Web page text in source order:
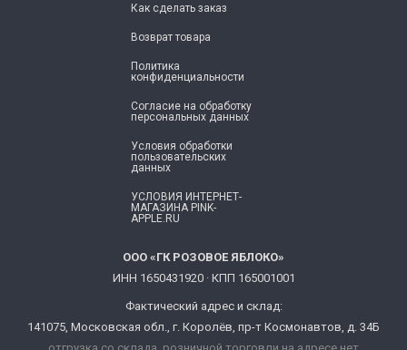
Как сделать заказ
Возврат товара
Политика
конфиденциальности
Согласие ​на обработку
персональных данных
Условия обработки
пользовательских
данных
УСЛОВИЯ ИНТЕРНЕТ-
МАГАЗИНА PINK-
APPLE.RU
ООО «ГК РОЗОВОЕ ЯБЛОКО»
ИНН 1650431920 · КПП 165001001
Фактический адрес и склад:
141075, Московская обл., г. Королёв, пр-т Космонавтов, д. 34Б